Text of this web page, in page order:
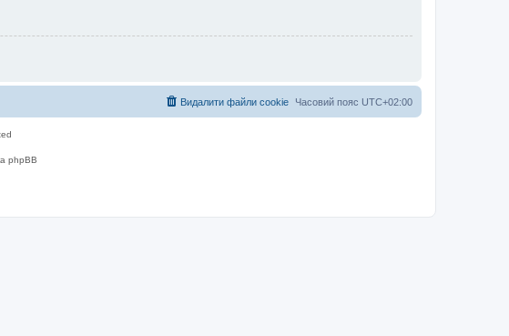
Часовий пояс UTC+02:00
Видалити файли cookie
phpBB